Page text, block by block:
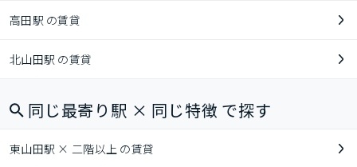
高田駅 の賃貸
北山田駅 の賃貸
同じ最寄り駅 × 同じ特徴 で探す
東山田駅 × 二階以上 の賃貸